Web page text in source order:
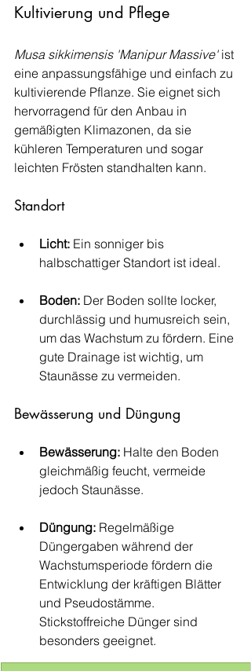
Kultivierung und Pflege
Musa sikkimensis 'Manipur Massive' ist
eine anpassungsfähige und einfach zu
kultivierende Pflanze. Sie eignet sich
hervorragend für den Anbau in
gemäßigten Klimazonen, da sie
kühleren Temperaturen und sogar
leichten Frösten standhalten kann.
Standort
Licht: Ein sonniger bis
halbschattiger Standort ist ideal.
Boden: Der Boden sollte locker,
durchlässig und humusreich sein,
um das Wachstum zu fördern. Eine
gute Drainage ist wichtig, um
Staunässe zu vermeiden.
Bewässerung und Düngung
Bewässerung: Halte den Boden
gleichmäßig feucht, vermeide
jedoch Staunässe.
Düngung: Regelmäßige
Düngergaben während der
Wachstumsperiode fördern die
Entwicklung der kräftigen Blätter
und Pseudostämme.
Stickstoffreiche Dünger sind
besonders geeignet.